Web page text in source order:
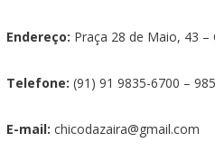
Endereço: Praça 28 de Maio, 43 –
Telefone: (91) 91 9835-6700 –
E-mail: chicodazaira@gmail.com